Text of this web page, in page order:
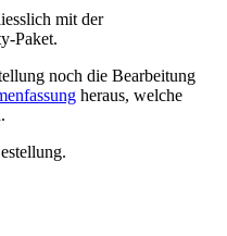
mit der
Paket.
noch die Bearbeitung
heraus, welche